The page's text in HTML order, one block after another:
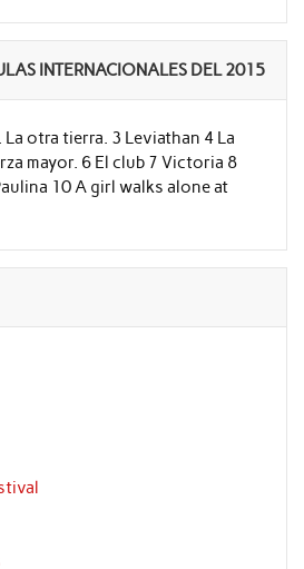
INTERNACIONALES DEL 2015
La otra tierra. 3 Leviathan 4 La
mayor. 6 El club 7 Victoria 8
10 A girl walks alone at